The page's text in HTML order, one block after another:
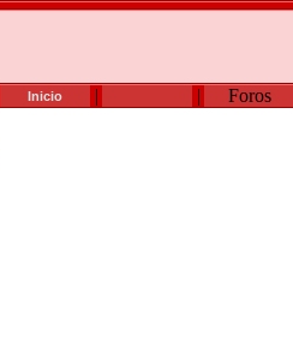
Inicio | | Foros